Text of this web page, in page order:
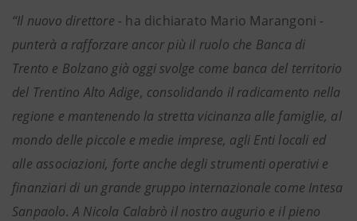
“Il nuovo direttore - ha dichiarato Mario Marangoni -
punterà a rafforzare ancor più il ruolo che Banca di
Trento e Bolzano già oggi svolge come banca del territorio
del Trentino Alto Adige, consolidando il radicamento nella
regione e mantenendo la stretta vicinanza alle famiglie, al
mondo delle piccole e medie imprese, agli Enti locali ed
alle associazioni, forte anche degli strumenti operativi e
finanziari di un grande gruppo internazionale come Intesa
Sanpaolo. A Nicola Calabrò il nostro augurio e il pieno